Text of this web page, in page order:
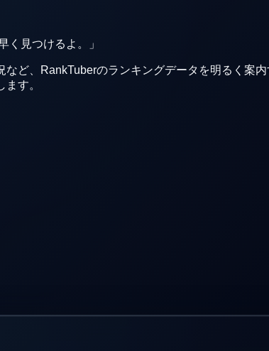
く見つけるよ。 」
など、RankTuberのランキングデータを明るく案
す。